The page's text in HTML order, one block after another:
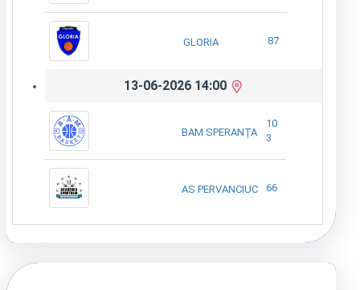
GLORIA 87
13-06-2026 14:00
BAM SPERANȚA
10
3
AS PERVANCIUC 66